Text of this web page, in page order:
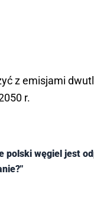
z emisjami
r.
polski węgiel jest